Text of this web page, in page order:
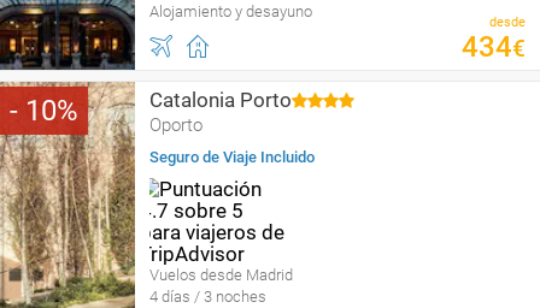
Alojamiento y desayuno
desde
434€
10 Catalonia Porto
Oporto
Seguro de Viaje Incluido
Vuelos desde Madrid
4 días / 3 noches